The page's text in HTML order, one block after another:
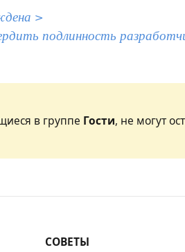
>
подлинность
в группе Гости, не могут
СОВЕТЫ